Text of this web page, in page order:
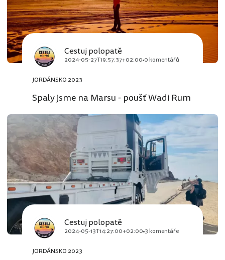
Cestuj polopatě
2024-05-27T19:57:37+02:00 0 komentářů
JORDÁNSKO 2023
Spaly jsme na Marsu - poušť Wadi Rum
Cestuj polopatě
2024-05-13T14:27:00+02:00 3 komentáře
JORDÁNSKO 2023